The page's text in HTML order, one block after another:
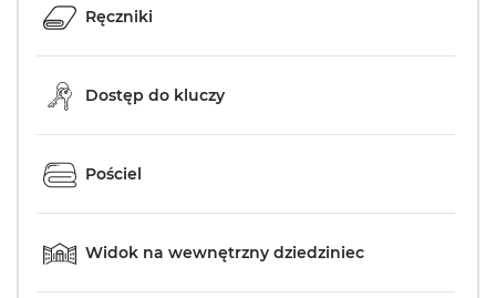
Ręczniki
Dostęp do kluczy
Pościel
Widok na wewnętrzny dziedziniec